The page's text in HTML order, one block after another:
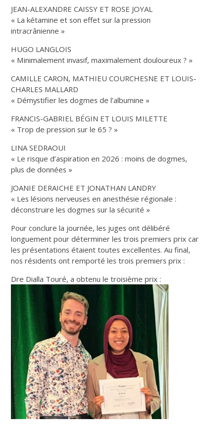
JEAN-ALEXANDRE CAISSY ET ROSE JOYAL
« La kétamine et son effet sur la pression
intracrânienne »
HUGO LANGLOIS
« Minimalement invasif, maximalement douloureux ? »
CAMILLE CARON, MATHIEU COURCHESNE ET LOUIS-
CHARLES MALLARD
« Démystifier les dogmes de l’albumine »
FRANCIS-GABRIEL BÉGIN ET LOUIS MILETTE
« Trop de pression sur le 65 ? »
LINA SEDRAOUI
« Le risque d’aspiration en 2026 : moins de dogmes,
plus de données »
JOANIE DERAICHE ET JONATHAN LANDRY
« Les lésions nerveuses en anesthésie régionale :
déconstruire les dogmes sur la sécurité »
Pour conclure la journée, les juges ont délibéré
longuement pour déterminer les trois premiers prix car
les présentations étaient toutes excellentes. Au final,
nos résidents ont remporté les trois premiers prix :
Dre Dialla Touré, a obtenu le troisième prix :